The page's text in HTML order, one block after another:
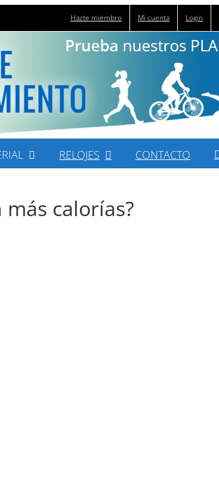
Hazte miembro Mi cuenta Login
RELOJES CONTACTO
calorías?